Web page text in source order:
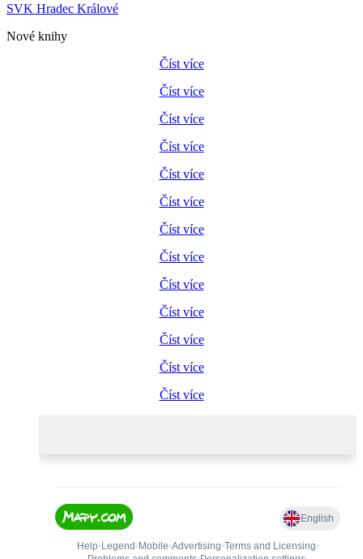
SVK Hradec Králové
Nové knihy
Číst více
Číst více
Číst více
Číst více
Číst více
Číst více
Číst více
Číst více
Číst více
Číst více
Číst více
Číst více
Číst více